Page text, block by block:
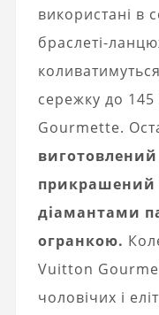
використані в
браслеті-
сережку до
Gourmette.
виготовлений
прикрашений
діамантами
огранкою.
Vuitton
чоловічих і